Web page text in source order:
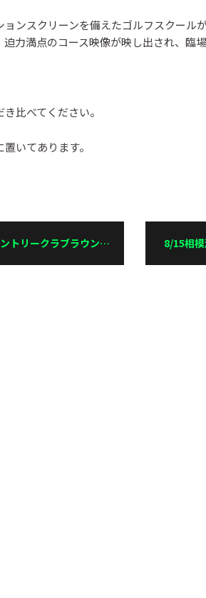
ンスクリーンを備えたゴルフスクール
力満点のコース映像が映し出され、臨
比べてください。
いてあります。
トリークラブラウンド
8/15相